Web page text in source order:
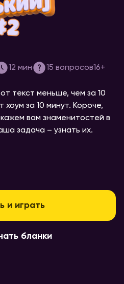
#2
12 мин 15 вопросов16+
текст меньше, чем за 10
хоум за 10 минут. Короче,
вам знаменитостей в
задача – узнать их.
и играть
бланки